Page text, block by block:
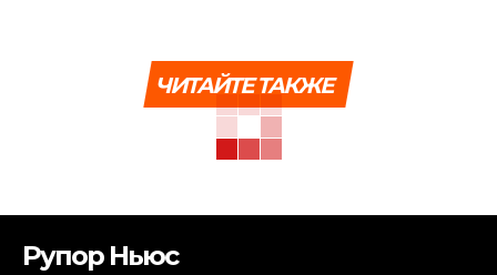
ЧИТАЙТЕ ТАКЖЕ
Рупор Ньюс